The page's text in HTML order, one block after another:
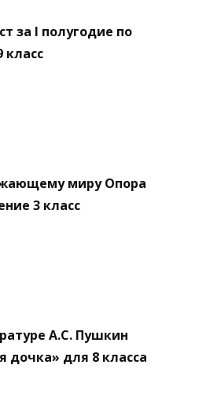
за I полугодие по
класс
миру Опора
3 класс
А.С. Пушкин
дочка» для 8 класса